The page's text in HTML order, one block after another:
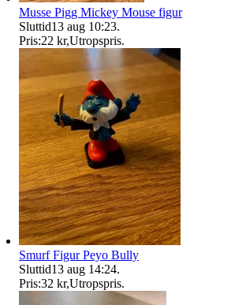
Musse Pigg Mickey Mouse figur
Sluttid13 aug 10:23.
Pris:22 kr,Utropspris.
Smurf Figur Peyo Bully
Sluttid13 aug 14:24.
Pris:32 kr,Utropspris.